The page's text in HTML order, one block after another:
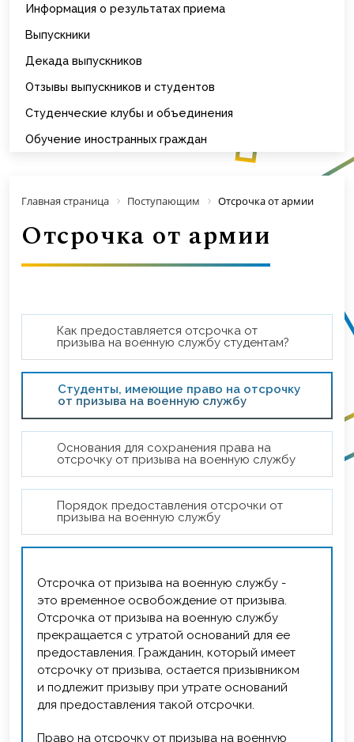
Информация о результатах приема
Выпускники
Декада выпускников
Отзывы выпускников и студентов
Студенческие клубы и объединения
Обучение иностранных граждан
Главная страница Поступающим Отсрочка от армии
Отсрочка от армии
Как предоставляется отсрочка от
призыва на военную службу студентам?
Студенты, имеющие право на отсрочку
от призыва на военную службу
Основания для сохранения права на
отсрочку от призыва на военную службу
Порядок предоставления отсрочки от
призыва на военную службу
Отсрочка от призыва на военную службу -
это временное освобождение от призыва.
Отсрочка от призыва на военную службу
прекращается с утратой оснований для ее
предоставления. Гражданин, который имеет
отсрочку от призыва, остается призывником
и подлежит призыву при утрате оснований
для предоставления такой отсрочки.
Право на отсрочку от призыва на военную